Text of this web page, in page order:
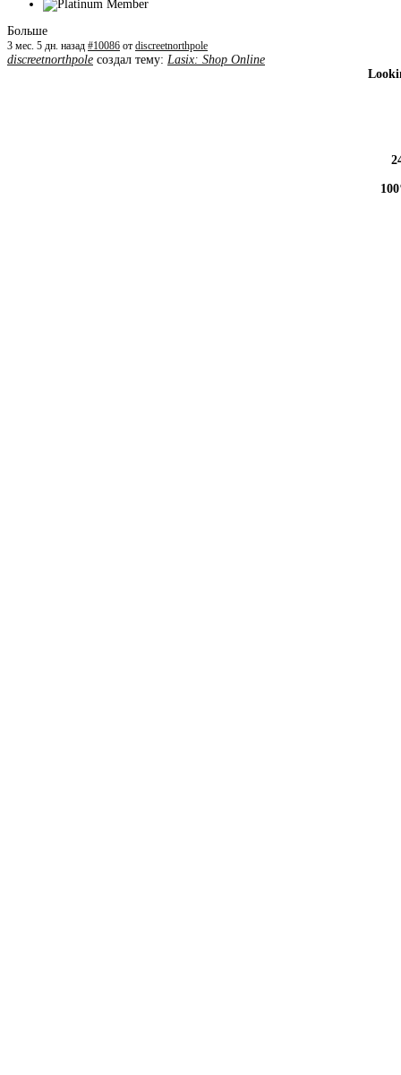
Больше
3 мес. 5 дн. назад #10086 от discreetnorthpole
discreetnorthpole создал тему: Lasix: Shop Online